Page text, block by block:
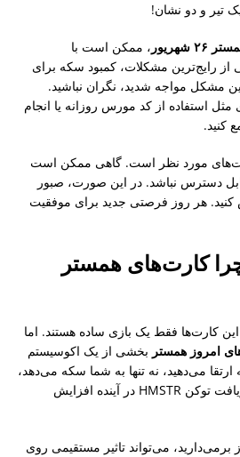
تیر و دو نشان!
شهریور
، ممکن است با
رایج‌ترین مشکلات، کمبود سکه برای
مشکل مواجه شدید، نگران نباشید.
استفاده از کد مورس روزانه یا انجام
کنید.
مورد نظر است. گاهی ممکن است
دسترس نباشد. در این صورت، صبور
کنید. هر روز فرصتی جدید برای موفقیت
کارت‌های همستر
این کارت‌ها فقط یک بازی ساده هستند. اما
امروز همستر بخشی از یک اکوسیستم
می‌دهید، نه تنها به شما سکه می‌دهد،
بلکه شانس شما را برای دریافت توکن HMSTR در آینده افزایش
می‌تواند تاثیر مستقیمی روی